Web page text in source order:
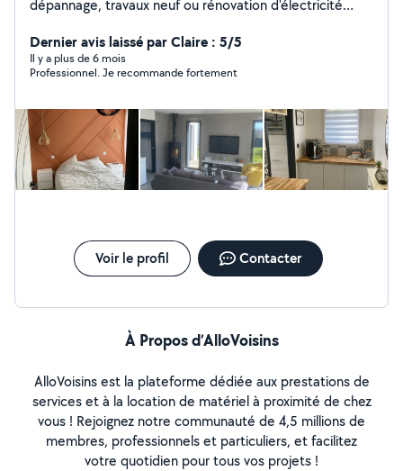
dépannage, travaux neuf ou rénovation d'électricité
magasins et les bureaux. Avec plus de 10 ans
d'expérience dans le métier
Dernier avis laissé par Claire : 5/5
Il y a plus de 6 mois
Professionnel. Je recommande fortement
Voir le profil Contacter
À Propos d’AlloVoisins
AlloVoisins est la plateforme dédiée aux prestations de
services et à la location de matériel à proximité de chez
vous ! Rejoignez notre communauté de 4,5 millions de
membres, professionnels et particuliers, et facilitez
votre quotidien pour tous vos projets !